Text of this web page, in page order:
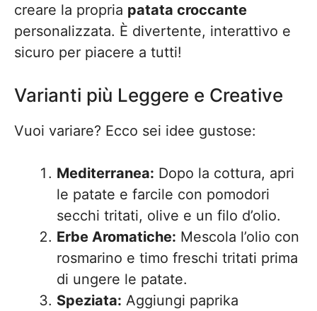
creare la propria patata croccante
personalizzata. È divertente, interattivo e
sicuro per piacere a tutti!
Varianti più Leggere e Creative
Vuoi variare? Ecco sei idee gustose:
Mediterranea: Dopo la cottura, apri
le patate e farcile con pomodori
secchi tritati, olive e un filo d’olio.
Erbe Aromatiche: Mescola l’olio con
rosmarino e timo freschi tritati prima
di ungere le patate.
Speziata: Aggiungi paprika